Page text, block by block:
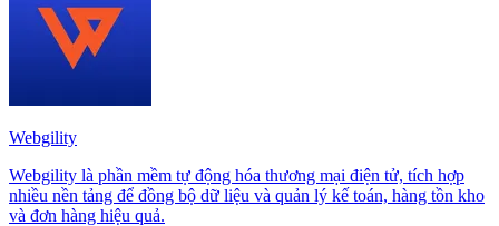
Webgility
Webgility là phần mềm tự động hóa thương mại điện tử, tích hợp
nhiều nền tảng để đồng bộ dữ liệu và quản lý kế toán, hàng tồn kho
và đơn hàng hiệu quả.